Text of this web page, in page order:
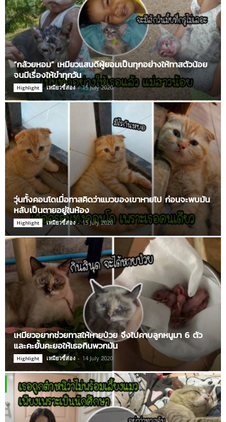
“กล้วยหอม” เหมียวแสนดีผู้ยอมเป็นทุกอย่างให้ทาสตัวน้อย
จนมีเรื่องให้ขำทุกวัน
Highlight เหมียวขี้ส่อง - 15 July 2020
วุ่นทั้งคอนโดเมื่อทาสคิดว่าแมวของเขาหายไป ก่อนจะพบมัน
หลับเป็นตายอยู่ในห้อง
Highlight เหมียวขี้ส่อง - 15 July 2020
เหมียวอยากช่วยทาสให้หายป่วย จึงไปคาบลูกหนูมา 6 ตัว
และคะยั้นคะยอให้เธอกินพวกมัน
Highlight เหมียวขี้ส่อง - 14 July 2020